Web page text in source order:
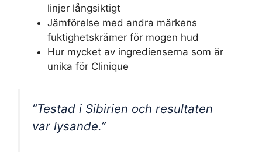
linjer långsiktigt
Jämförelse med andra märkens
fuktighetskrämer för mogen hud
Hur mycket av ingredienserna som är
unika för Clinique
”Testad i Sibirien och resultaten
var lysande.”